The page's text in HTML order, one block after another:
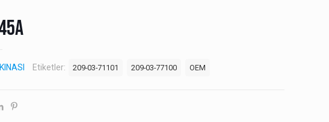
Etiketler: 209-03-71101 209-03-77100 OEM